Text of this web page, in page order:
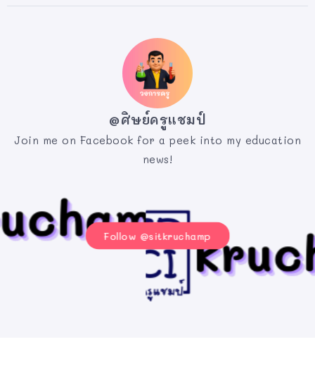
@ศิษย์ครูแชมป์
Join me on Facebook for a peek into my education
news!
Follow @sitkruchamp